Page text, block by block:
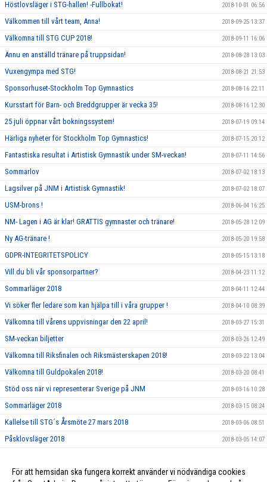
Höstlovsläger i STG-hallen! -Fullbokat! 2018-10-01 06:56
Välkommen till vårt team, Anna! 2018-09-25 13:37
Välkomna till STG CUP 2018! 2018-09-11 16:06
Ännu en anställd tränare på truppsidan! 2018-08-28 13:03
Vuxengympa med STG! 2018-08-21 21:53
Sponsorhuset-Stockholm Top Gymnastics 2018-08-16 22:11
Kursstart för Barn- och Breddgrupper är vecka 35! 2018-08-16 12:30
25 juli öppnar vårt bokningssystem! 2018-07-19 09:14
Härliga nyheter för Stockholm Top Gymnastics! 2018-07-15 20:12
Fantastiska resultat i Artistisk Gymnastik under SM-veckan! 2018-07-11 14:56
Sommarlov 2018-07-02 18:13
Lagsilver på JNM i Artistisk Gymnastik! 2018-07-02 18:07
USM-brons ! 2018-06-04 16:25
NM- Lagen i AG är klar! GRATTIS gymnaster och tränare! 2018-05-28 12:09
Ny AG-tränare ! 2018-05-20 19:58
GDPR-INTEGRITETSPOLICY 2018-05-15 13:18
Vill du bli vår sponsorpartner? 2018-04-23 11:12
Sommarläger 2018 2018-04-11 12:44
Vi söker fler ledare som kan hjälpa till i våra grupper ! 2018-04-10 08:39
Välkomna till vårens uppvisningar den 22 april! 2018-03-27 15:31
SM-veckan biljetter 2018-03-26 12:49
Välkomna till Riksfinalen och Riksmästerskapen 2018! 2018-03-22 13:04
Välkomna till Guldpokalen 2018! 2018-03-20 08:41
Stöd oss när vi representerar Sverige på JNM 2018-03-16 10:28
Sommarläger 2018 2018-03-15 08:24
Kallelse till STG´s Årsmöte 27 mars 2018 2018-03-06 08:51
Påsklovsläger 2018 2018-03-05 14:07
Ungdomsledarstipendium 2018-02-21 10:05
För att hemsidan ska fungera korrekt använder vi nödvändiga cookies